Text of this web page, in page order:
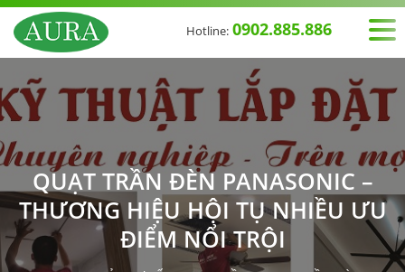
Hotline: 0902.885.886
QUẠT TRẦN ĐÈN PANASONIC –
THƯƠNG HIỆU HỘI TỤ NHIỀU ƯU
ĐIỂM NỔI TRỘI